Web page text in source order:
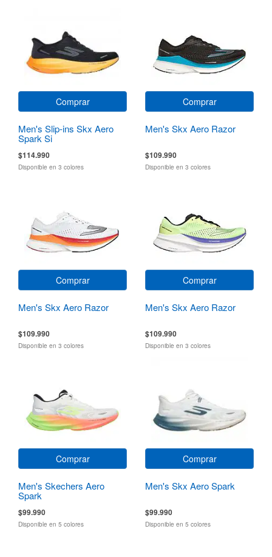
Comprar
Men's Slip-ins Skx Aero
Spark Si
$114.990
Disponible en 3 colores
Comprar
Men's Skx Aero Razor
$109.990
Disponible en 3 colores
Comprar
Men's Skx Aero Razor
$109.990
Disponible en 3 colores
Comprar
Men's Skx Aero Razor
$109.990
Disponible en 3 colores
Comprar
Men's Skechers Aero
Spark
$99.990
Disponible en 5 colores
Comprar
Men's Skx Aero Spark
$99.990
Disponible en 5 colores